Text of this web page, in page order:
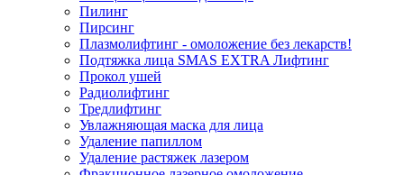
Пилинг
Пирсинг
Плазмолифтинг - омоложение без лекарств!
Подтяжка лица SMAS EXTRA Лифтинг
Прокол ушей
Радиолифтинг
Тредлифтинг
Увлажняющая маска для лица
Удаление папиллом
Удаление растяжек лазером